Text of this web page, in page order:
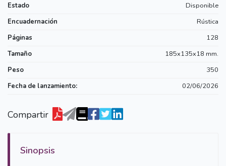
Estado
Disponible
Encuadernación
Rústica
Páginas
128
Tamaño
185x135x18 mm.
Peso
350
Fecha de lanzamiento:
02/06/2026
Compartir
Sinopsis